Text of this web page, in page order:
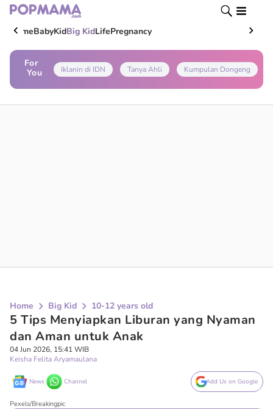
HomeBabyKidBig KidLifePregnancy
For
You
Iklanin di IDN Tanya Ahli Kumpulan Dongeng
Home Big Kid 10-12 years old
5 Tips Menyiapkan Liburan yang Nyaman
dan Aman untuk Anak
04 Jun 2026, 15:41 WIB
Keisha Felita Aryamaulana
News Channel Add Us on Google
Pexels/Breakingpic